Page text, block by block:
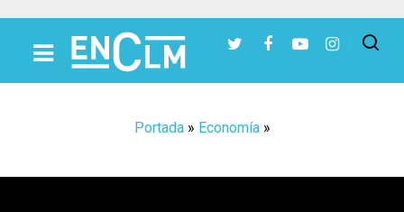
Portada» Economía»